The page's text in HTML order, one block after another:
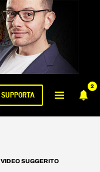
2
SUPPORTA
VIDEO SUGGERITO